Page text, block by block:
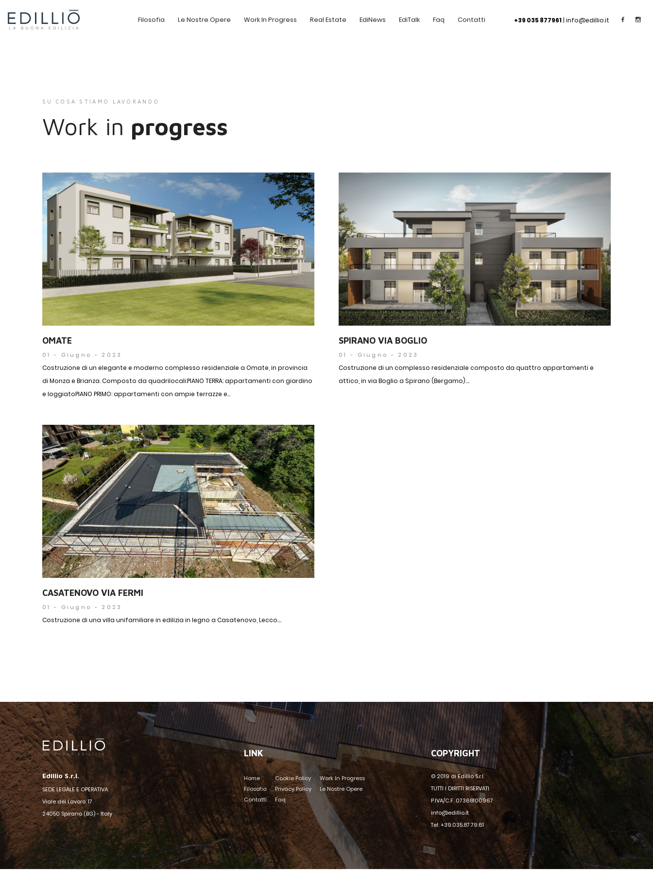
Filosofia Le Nostre Opere Work In Progress Real Estate EdiNews EdiTalk Faq Contatti +39 035 877961 | info@edillio.it
SU COSA STIAMO LAVORANDO
Work in progress
OMATE
01 - Giugno - 2023
Costruzione di un elegante e moderno complesso residenziale a Omate, in provincia
di Monza e Brianza. Composto da quadrilocali:PIANO TERRA: appartamenti con giardino
e loggiatoPIANO PRIMO: appartamenti con ampie terrazze e...
SPIRANO VIA BOGLIO
01 - Giugno - 2023
Costruzione di un complesso residenziale composto da quattro appartamenti e
attico, in via Boglio a Spirano (Bergamo)....
CASATENOVO VIA FERMI
01 - Giugno - 2023
Costruzione di una villa unifamiliare in edilizia in legno a Casatenovo, Lecco....
Edillio S.r.l.
SEDE LEGALE E OPERATIVA:
Viale del Lavoro, 17
24050 Spirano (BG) - Italy
LINK
Home
Filosofia
Contatti
Cookie Policy
Privacy Policy
Faq
Work In Progress
Le Nostre Opere
COPYRIGHT
© 2019 di Edillio S.r.l.
TUTTI I DIRITTI RISERVATI
P.IVA/C.F. 07368100967
info@edillio.it
Tel: +39.035.87.79.61